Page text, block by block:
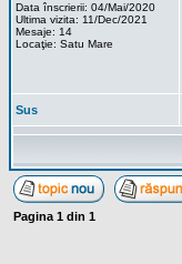
Data înscrierii: 04/Mai/2020
Ultima vizita: 11/Dec/2021
Mesaje: 14
Locaţie: Satu Mare
Sus
Pagina 1 din 1